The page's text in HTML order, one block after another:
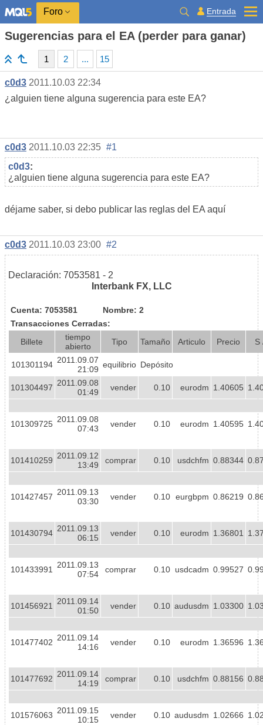
Foro Entrada
Sugerencias para el EA (perder para ganar)
1 2 ... 15
c0d3 2011.10.03 22:34
¿alguien tiene alguna sugerencia para este EA?
c0d3 2011.10.03 22:35 #1
c0d3:
¿alguien tiene alguna sugerencia para este EA?
déjame saber, si debo publicar las reglas del EA aquí
c0d3 2011.10.03 23:00 #2
Declaración: 7053581 - 2
Interbank FX, LLC
Cuenta: 7053581
Nombre: 2
Transacciones Cerradas:
Billete
tiempo
abierto
Tipo Tamaño Articulo Precio S
101301194 2011.09.07
21:09 equilibrio Depósito
101304497 2011.09.08
01:49
vender 0.10 eurodm 1.40605
101309725 2011.09.08
07:43
vender 0.10 eurodm 1.40595
101410259 2011.09.12
13:49
comprar 0.10 usdchfm 0.88344
101427457 2011.09.13
03:30
vender 0.10 eurgbpm 0.86219
101430794 2011.09.13
06:15
vender 0.10 eurodm 1.36801
101433991
2011.09.13
07:54
comprar 0.10 usdcadm 0.99527
101456921
2011.09.14
01:50
vender 0.10 audusdm 1.03300
101477402 2011.09.14
14:16
vender 0.10 eurodm 1.36596
101477692 2011.09.14
14:19
comprar 0.10 usdchfm 0.88156
101576063 2011.09.15
10:15
vender 0.10 audusdm 1.02666